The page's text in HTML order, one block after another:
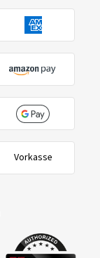
Vorkasse